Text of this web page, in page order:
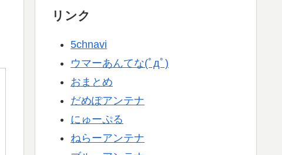
リンク
5chnavi
ウマーあんてな(ﾟдﾟ)
おまとめ
だめぽアンテナ
にゅーぷる
ねらーアンテナ